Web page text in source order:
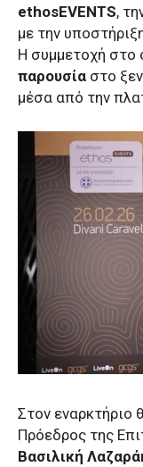
ethosEVENTS,
με την
Η συμμετοχή στο
παρουσία στο
μέσα από την
Στον εναρκτήριο
Πρόεδρος της
Βασιλική